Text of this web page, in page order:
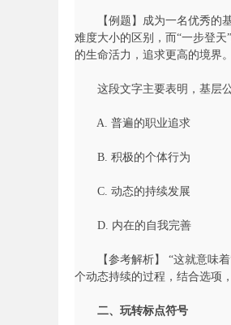
【例题】成为一名优秀的基
难度大小的区别，而“一步登
的生命活力，追求更高的境界。
这段文字主要表明，基层公
A. 普遍的职业追求
B. 积极的个体行为
C. 动态的持续发展
D. 内在的自我完善
【参考解析】 “这就意味着”
个动态持续的过程，结合选项
二、玩转标点符号